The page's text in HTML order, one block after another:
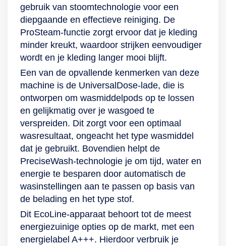
gebruik van stoomtechnologie voor een
diepgaande en effectieve reiniging. De
ProSteam-functie zorgt ervoor dat je kleding
minder kreukt, waardoor strijken eenvoudiger
wordt en je kleding langer mooi blijft.
Een van de opvallende kenmerken van deze
machine is de UniversalDose-lade, die is
ontworpen om wasmiddelpods op te lossen
en gelijkmatig over je wasgoed te
verspreiden. Dit zorgt voor een optimaal
wasresultaat, ongeacht het type wasmiddel
dat je gebruikt. Bovendien helpt de
PreciseWash-technologie je om tijd, water en
energie te besparen door automatisch de
wasinstellingen aan te passen op basis van
de belading en het type stof.
Dit EcoLine-apparaat behoort tot de meest
energiezuinige opties op de markt, met een
energielabel A+++. Hierdoor verbruik je